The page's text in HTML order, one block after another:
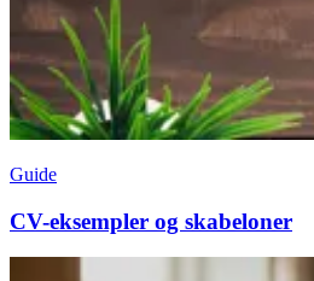
Guide
CV-eksempler og skabeloner